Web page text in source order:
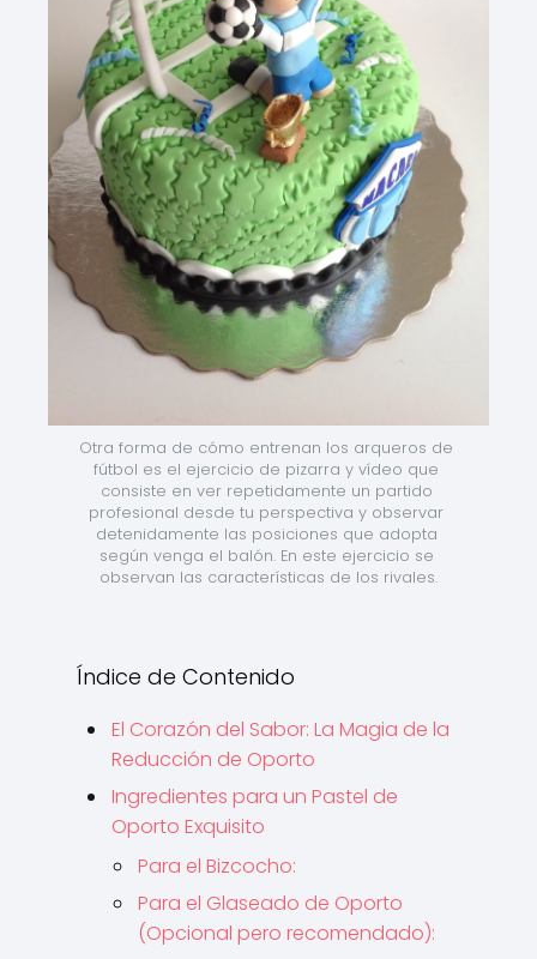
Otra forma de cómo entrenan los arqueros de
fútbol es el ejercicio de pizarra y vídeo que
consiste en ver repetidamente un partido
profesional desde tu perspectiva y observar
detenidamente las posiciones que adopta
según venga el balón. En este ejercicio se
observan las características de los rivales.
Índice de Contenido
El Corazón del Sabor: La Magia de la
Reducción de Oporto
Ingredientes para un Pastel de
Oporto Exquisito
Para el Bizcocho:
Para el Glaseado de Oporto
(Opcional pero recomendado):